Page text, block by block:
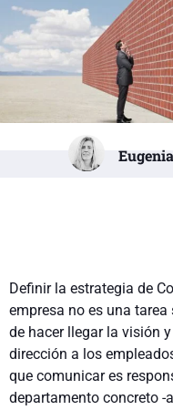
Definir la estrategia de
empresa no es una
de hacer llegar la visión
dirección a los
que comunicar es
departamento concreto -